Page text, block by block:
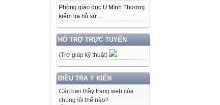
Phòng giáo dục U Minh Thượng
kiểm tra hồ sơ...
HỖ TRỢ TRỰC TUYẾN
(Trợ giúp kỹ thuật)
ĐIỀU TRA Ý KIẾN
Các bạn thầy trang web của
chúng tôi thế nào?